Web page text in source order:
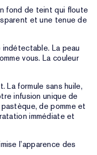
fond de teint qui floute
et une tenue de
La peau
vous. La couleur
La formule sans huile,
infusion unique de
de pomme et
immédiate et
l’apparence des